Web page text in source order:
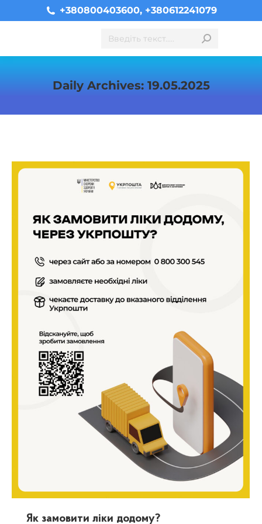
+380800403600, +380612241079
Search:
Daily Archives: 19.05.2025
Як замовити ліки додому?